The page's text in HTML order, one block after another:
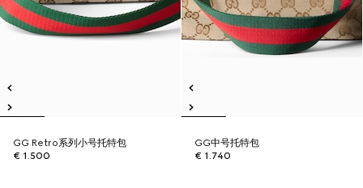
GG Retro系列小号托特包
€ 1.500
GG中号托特包
€ 1.740